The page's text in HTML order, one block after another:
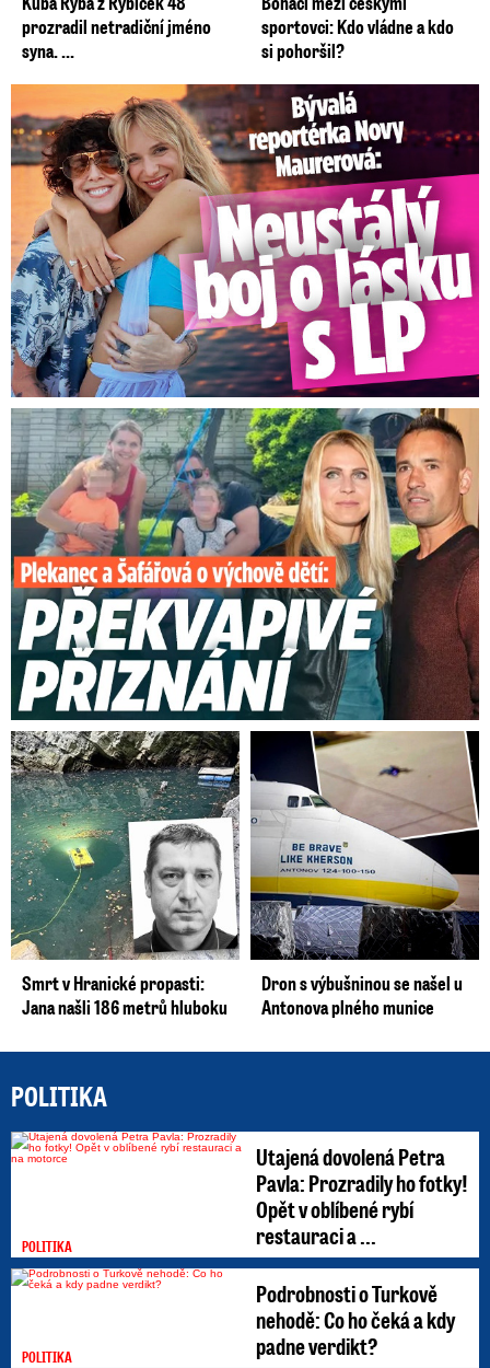
prozradil netradiční jméno
syna. ...
sportovci: Kdo vládne a kdo
si pohoršil?
Bývalá reportérka Novy Maurerová: Neustálý boj o lásku s ...
Plekanec a Šafářová o výchově dětí: Překvapivé přiznání
Smrt v Hranické propasti:
Jana našli 186 metrů hluboku
Dron s výbušninou se našel u
Antonova plného munice
POLITIKA
POLITIKA
Utajená dovolená Petra
Pavla: Prozradily ho fotky!
Opět v oblíbené rybí
restauraci a ...
POLITIKA
Podrobnosti o Turkově
nehodě: Co ho čeká a kdy
padne verdikt?